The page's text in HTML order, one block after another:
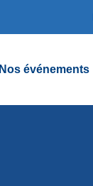
Nos événements